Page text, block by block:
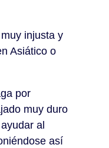
injusta y
Asiático o
por
muy duro
al
así